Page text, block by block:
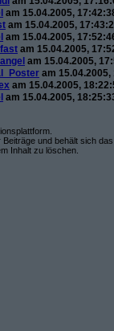
am 15.04.2005,
am 15.04.2005,
am 15.04.2005,
am 15.04.2005,
am 15.04.2005,
am 15.04.2005,
am 15.04.2005,
am 15.04.2005,
und behält sich das
Inhalt zu löschen.